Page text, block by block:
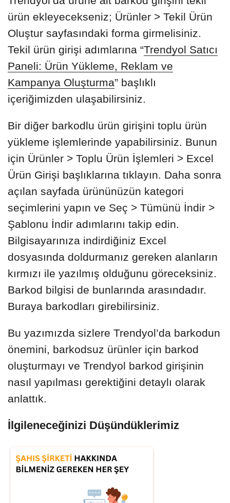
ürün ekleyecekseniz; Ürünler > Tekil Ürün
Oluştur sayfasındaki forma girmelisiniz.
Tekil ürün girişi adımlarına “Trendyol Satıcı
Paneli: Ürün Yükleme, Reklam ve
Kampanya Oluşturma” başlıklı
içeriğimizden ulaşabilirsiniz.
Bir diğer barkodlu ürün girişini toplu ürün
yükleme işlemlerinde yapabilirsiniz. Bunun
için Ürünler > Toplu Ürün İşlemleri > Excel
Ürün Girişi başlıklarına tıklayın. Daha sonra
açılan sayfada ürününüzün kategori
seçimlerini yapın ve Seç > Tümünü İndir >
Şablonu İndir adımlarını takip edin.
Bilgisayarınıza indirdiğiniz Excel
dosyasında doldurmanız gereken alanların
kırmızı ile yazılmış olduğunu göreceksiniz.
Barkod bilgisi de bunlarında arasındadır.
Buraya barkodları girebilirsiniz.
Bu yazımızda sizlere Trendyol’da barkodun
önemini, barkodsuz ürünler için barkod
oluşturmayı ve Trendyol barkod girişinin
nasıl yapılması gerektiğini detaylı olarak
anlattık.
İlgileneceğinizi Düşündüklerimiz